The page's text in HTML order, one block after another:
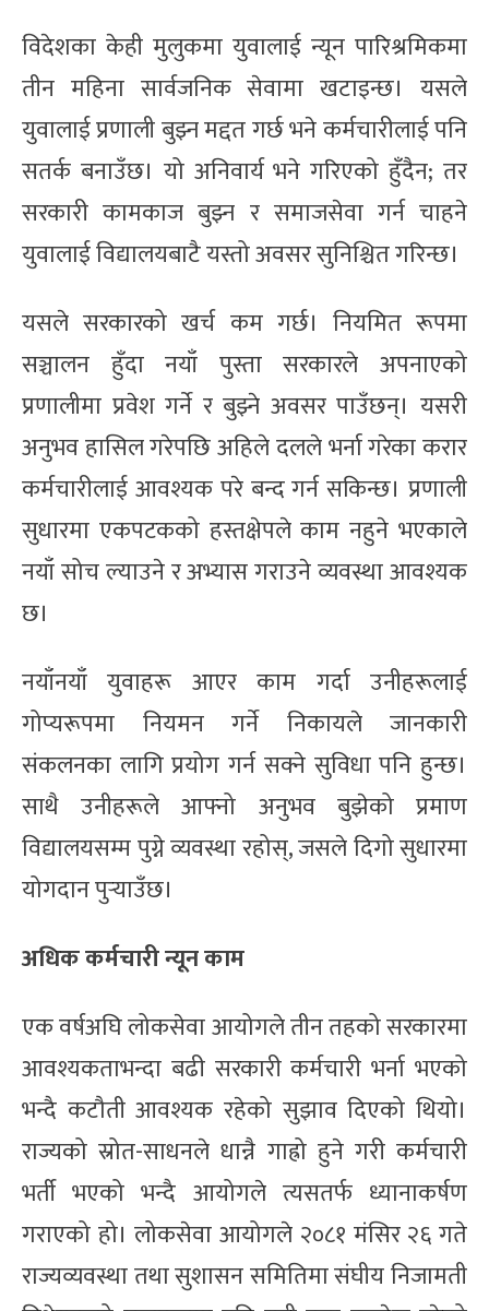
विदेशका केही मुलुकमा युवालाई न्यून पारिश्रमिकमा
तीन महिना सार्वजनिक सेवामा खटाइन्छ। यसले
युवालाई प्रणाली बुझ्न मद्दत गर्छ भने कर्मचारीलाई पनि
सतर्क बनाउँछ। यो अनिवार्य भने गरिएको हुँदैन; तर
सरकारी कामकाज बुझ्न र समाजसेवा गर्न चाहने
युवालाई विद्यालयबाटै यस्तो अवसर सुनिश्चित गरिन्छ।
यसले सरकारको खर्च कम गर्छ। नियमित रूपमा
सञ्चालन हुँदा नयाँ पुस्ता सरकारले अपनाएको
प्रणालीमा प्रवेश गर्ने र बुझ्ने अवसर पाउँछन्। यसरी
अनुभव हासिल गरेपछि अहिले दलले भर्ना गरेका करार
कर्मचारीलाई आवश्यक परे बन्द गर्न सकिन्छ। प्रणाली
सुधारमा एकपटकको हस्तक्षेपले काम नहुने भएकाले
नयाँ सोच ल्याउने र अभ्यास गराउने व्यवस्था आवश्यक
छ।
नयाँनयाँ युवाहरू आएर काम गर्दा उनीहरूलाई
गोप्यरूपमा नियमन गर्ने निकायले जानकारी
संकलनका लागि प्रयोग गर्न सक्ने सुविधा पनि हुन्छ।
साथै उनीहरूले आफ्नो अनुभव बुझेको प्रमाण
विद्यालयसम्म पुग्ने व्यवस्था रहोस्, जसले दिगो सुधारमा
योगदान पुर्‍याउँछ।
अधिक कर्मचारी न्यून काम
एक वर्षअघि लोकसेवा आयोगले तीन तहको सरकारमा
आवश्यकताभन्दा बढी सरकारी कर्मचारी भर्ना भएको
भन्दै कटौती आवश्यक रहेको सुझाव दिएको थियो।
राज्यको स्रोत-साधनले धान्नै गाह्रो हुने गरी कर्मचारी
भर्ती भएको भन्दै आयोगले त्यसतर्फ ध्यानाकर्षण
गराएको हो। लोकसेवा आयोगले २०८१ मंसिर २६ गते
राज्यव्यवस्था तथा सुशासन समितिमा संघीय निजामती